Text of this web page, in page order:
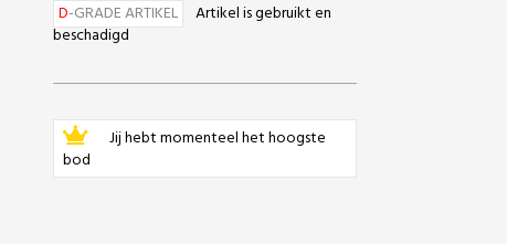
D-GRADE ARTIKEL
Artikel is gebruikt en
beschadigd
Jij hebt momenteel het hoogste
bod